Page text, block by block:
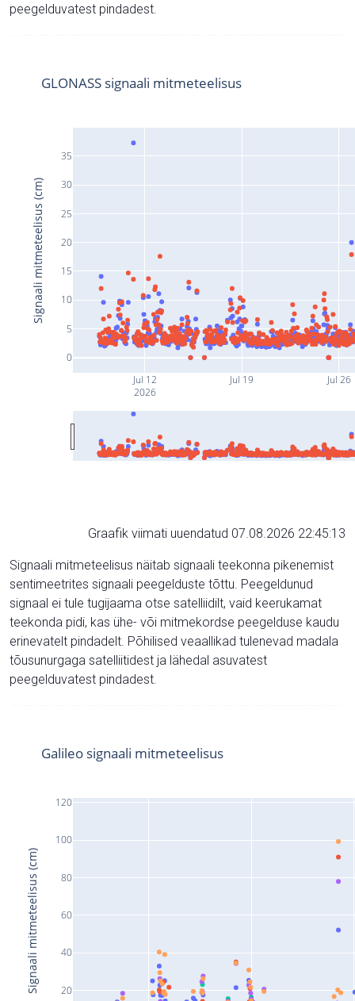
peegelduvatest pindadest.
Jul 12
2026
Jul 19 Jul 26
0
5
10
15
20
25
30
35
GLONASS signaali mitmeteelisus
Signaali mitmeteelisus (cm)
Graafik viimati uuendatud 07.08.2026 22:45:13
Signaali mitmeteelisus näitab signaali teekonna pikenemist
sentimeetrites signaali peegelduste tõttu. Peegeldunud
signaal ei tule tugijaama otse satelliidilt, vaid keerukamat
teekonda pidi, kas ühe- või mitmekordse peegelduse kaudu
erinevatelt pindadelt. Põhilised veaallikad tulenevad madala
tõusunurgaga satelliitidest ja lähedal asuvatest
peegelduvatest pindadest.
20
40
60
80
100
120
Galileo signaali mitmeteelisus
Signaali mitmeteelisus (cm)